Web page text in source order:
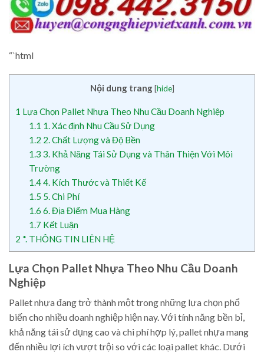
“`html
Nội dung trang [hide]
1 Lựa Chọn Pallet Nhựa Theo Nhu Cầu Doanh Nghiệp
1.1 1. Xác định Nhu Cầu Sử Dụng
1.2 2. Chất Lượng và Độ Bền
1.3 3. Khả Năng Tái Sử Dụng và Thân Thiện Với Môi
Trường
1.44. Kích Thước và Thiết Kế
1.5 5. Chi Phí
1.6 6. Địa Điểm Mua Hàng
1.7 Kết Luận
2 *. THÔNG TIN LIÊN HỆ
Lựa Chọn Pallet Nhựa Theo Nhu Cầu Doanh
Nghiệp
Pallet nhựa đang trở thành một trong những lựa chọn phổ
biến cho nhiều doanh nghiệp hiện nay. Với tính năng bền bỉ,
khả năng tái sử dụng cao và chi phí hợp lý, pallet nhựa mang
đến nhiều lợi ích vượt trội so với các loại pallet khác. Dưới